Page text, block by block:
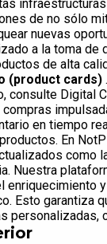
de no sólo
nuevas
a la toma de
de alta
(product cards) .
consulte Digital
compras
en tiempo
En
como
Nuestra
Esto garantiza
personalizadas,